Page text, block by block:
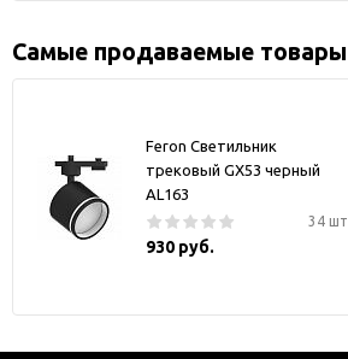
Самые продаваемые товары
Feron Светильник
трековый GX53 черный
AL163
34 шт
930 руб.